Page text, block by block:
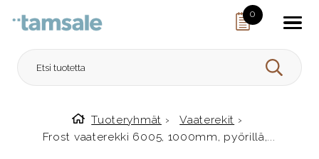
0
HAE
Etusivulle
Tuoteryhmät › Vaaterekit ›
Frost vaaterekki 6005, 1000mm, pyörillä,...